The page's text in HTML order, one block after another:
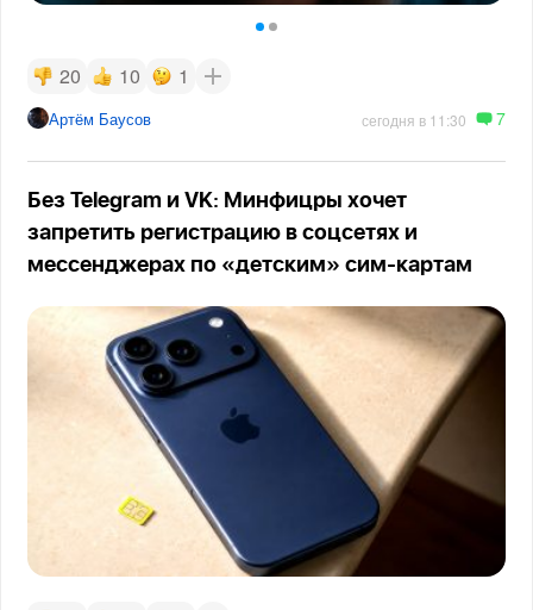
20 10 1
Артём Баусов сегодня в 11:30 7
Без Telegram и VK: Минфицры хочет
запретить регистрацию в соцсетях и
мессенджерах по «детским» сим-картам